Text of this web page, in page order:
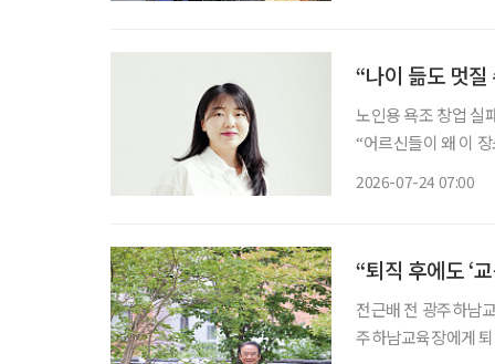
“나이 듦도 멋
노인용 욕조 창업 실
“어르신들이 왜 이 장소에 나와 계신
2026-07-24 07:00
“퇴직 후에도 ‘
전근배 전 광주하남교육장 많은 사람이 퇴직을 인생의 쉼표라고 말한다
주하남교육장에게